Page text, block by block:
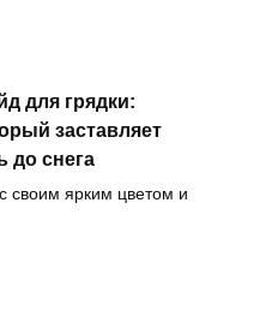
для грядки:
заставляет
до снега
своим ярким цветом и